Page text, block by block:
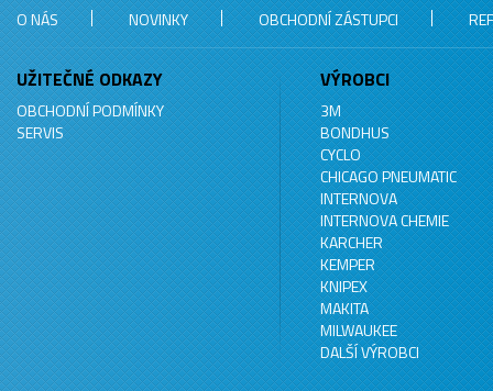
O NÁS NOVINKY OBCHODNÍ ZÁSTUPCI
UŽITEČNÉ ODKAZY
OBCHODNÍ PODMÍNKY
SERVIS
VÝROBCI
3M
BONDHUS
CYCLO
CHICAGO PNEUMATIC
INTERNOVA
INTERNOVA CHEMIE
KARCHER
KEMPER
KNIPEX
MAKITA
MILWAUKEE
DALŠÍ VÝROBCI